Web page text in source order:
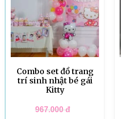
Combo set đồ trang
trí sinh nhật bé gái
Kitty
967.000đ